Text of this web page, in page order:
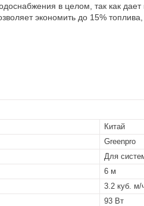
в целом, так как
экономить до 15%
Китай
Greenpro
Для
6 м
3.2 куб. м/
93 Вт